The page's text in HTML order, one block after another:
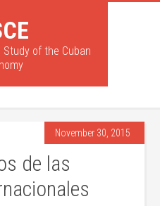
of the Cuban
November 30, 2015
de las